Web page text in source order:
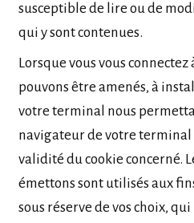
susceptible de lire ou de
qui y sont contenues.
Lorsque vous vous connectez
pouvons être amenés, à
votre terminal nous
navigateur de votre
validité du cookie concerné.
émettons sont utilisés aux
sous réserve de vos choix,